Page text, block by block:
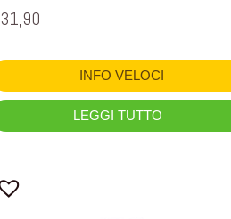
31,90
INFO VELOCI
LEGGI TUTTO